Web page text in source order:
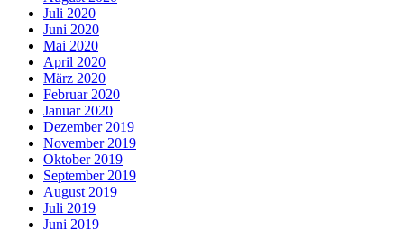
Juli 2020
Juni 2020
Mai 2020
April 2020
März 2020
Februar 2020
Januar 2020
Dezember 2019
November 2019
Oktober 2019
September 2019
August 2019
Juli 2019
Juni 2019